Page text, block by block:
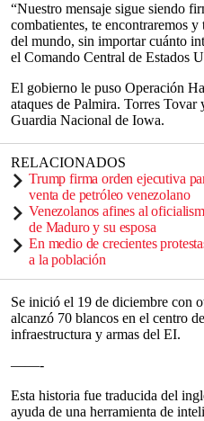
“Nuestro mensaje sigue siendo
combatientes, te encontraremos
del mundo, sin importar cuánto
el Comando Central de Estados
El gobierno le puso Operación
ataques de Palmira. Torres
Guardia Nacional de Iowa.
RELACIONADOS
Trump firma orden ejecutiva
venta de petróleo venezolano
Venezolanos afines al
de Maduro y su esposa
En medio de crecientes
a la población
Se inició el 19 de diciembre con
alcanzó 70 blancos en el centro
infraestructura y armas del EI.
——-
Esta historia fue traducida del
ayuda de una herramienta de